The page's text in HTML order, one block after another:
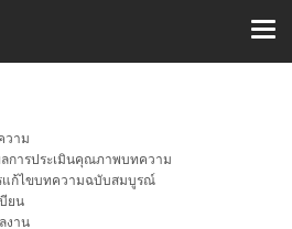
วาม
การประเมินคุณภาพบทความ
แก้ไขบทความฉบับสมบูรณ์
ยน
าน